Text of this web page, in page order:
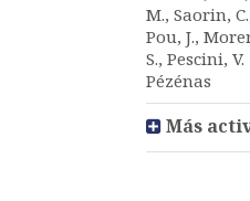
M., Saorin,
Pou, J.,
S., Pescini, V.
Pézénas
Más